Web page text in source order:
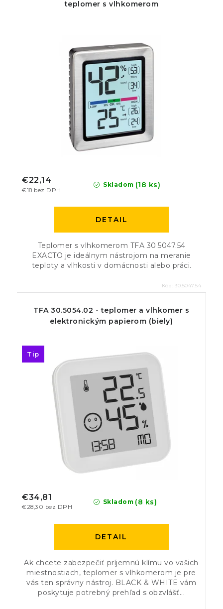
teplomer s vlhkomerom
Skladom (18 ks)
€18 bez DPH
€22,14
DETAIL
Teplomer s vlhkomerom TFA 30.5047.54
EXACTO je ideálnym nástrojom na meranie
teploty a vlhkosti v domácnosti alebo práci.
Kód: 30.5047.54
TFA 30.5054.02 - teplomer a vlhkomer s
elektronickým papierom (biely)
Tip
Skladom (8 ks)
€28,30 bez DPH
€34,81
DETAIL
Ak chcete zabezpečiť príjemnú klímu vo vašich
miestnostiach, teplomer s vlhkomerom je pre
vás ten správny nástroj. BLACK & WHITE vám
poskytuje potrebný prehľad s obzvlášť...